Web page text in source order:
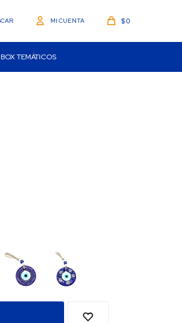
BOX TEMÁTICOS
$0